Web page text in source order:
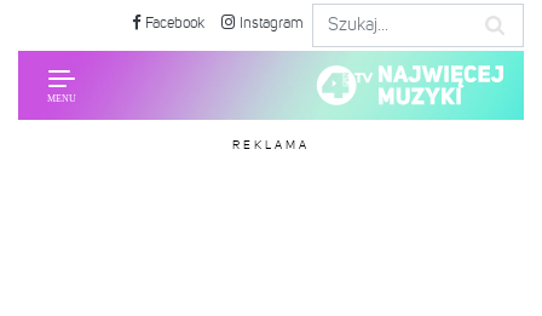
Facebook Instagram
REKLAMA